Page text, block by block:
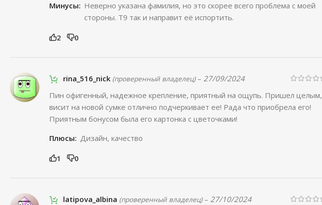
Минусы: Неверно указана фамилия, но это скорее всего проблема с моей
стороны. Т9 так и направит её испортить.
2 0
rina_516_nick (проверенный владелец) – 27/09/2024
Пин офигенный, надежное крепление, приятный на ощупь. Пришел целым,
висит на новой сумке отлично подчеркивает ее! Рада что приобрела его!
Приятным бонусом была его картонка с цветочками!
Плюсы: Дизайн, качество
1 0
latipova_albina (проверенный владелец) – 27/10/2024